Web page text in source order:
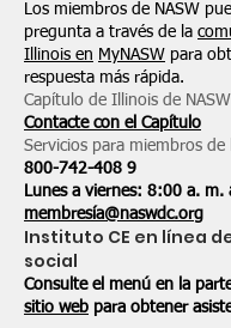
Los miembros de NASW
pregunta a través de la
Illinois en MyNASW para
respuesta más rápida.
Capítulo de Illinois de NASW
Contacte con el Capítulo
Servicios para miembros de
800-742-408 9
Lunes a viernes: 8:00 a. m.
membresía@naswdc.org
Instituto CE en línea
social
Consulte el menú en la
sitio web para obtener